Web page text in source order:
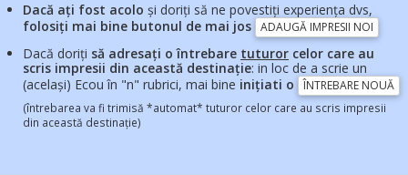
Dacă ați fost acolo și doriți să ne povestiți experiența dvs,
folosiți mai bine butonul de mai jos ADAUGĂ IMPRESII NOI
Dacă doriți să adresați o întrebare tuturor celor care au
scris impresii din această destinație: in loc de a scrie un
(același) Ecou în "n" rubrici, mai bine inițiati o ÎNTREBARE NOUĂ
(întrebarea va fi trimisă *automat* tuturor celor care au scris impresii
din această destinație)